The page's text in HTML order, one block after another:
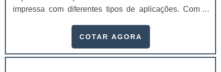
impressa com diferentes tipos de aplicações. Com a
altamente informativo e de circulação rápida.Funções
empresa;Apresentar uma marca;Divulgar uma pessoa
COTAR AGORA